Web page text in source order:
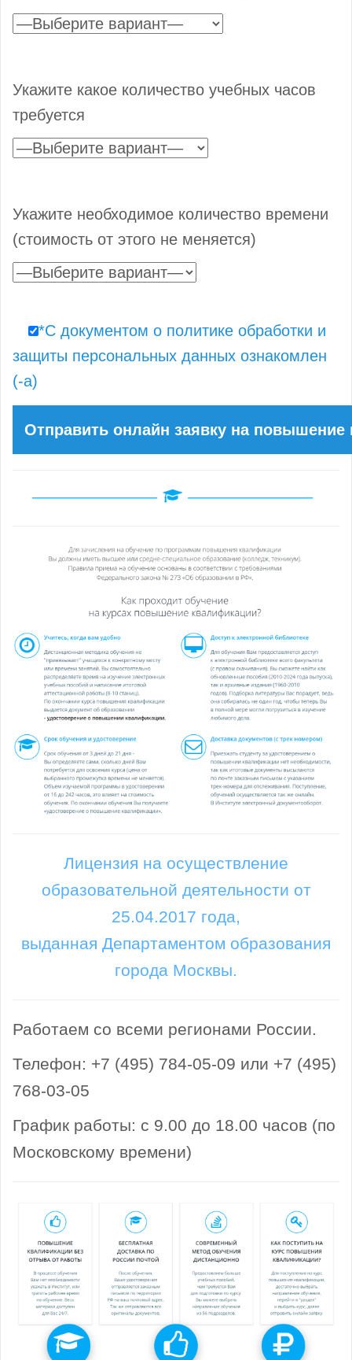
Укажите какое количество учебных часов
требуется
Укажите необходимое количество времени
(стоимость от этого не меняется)
*С документом о политике обработки и
защиты персональных данных ознакомлен
(-а)
Лицензия на осуществление
образовательной деятельности от
25.04.2017 года,
выданная Департаментом образования
города Москвы.
Работаем со всеми регионами России.
Телефон: +7 (495) 784-05-09 или +7 (495)
768-03-05
График работы: с 9.00 до 18.00 часов (по
Московскому времени)